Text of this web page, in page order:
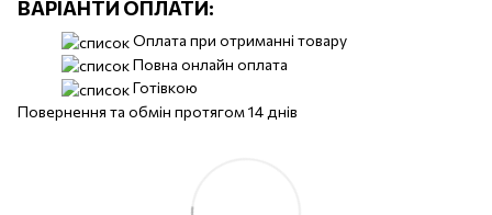
ВАРІАНТИ ОПЛАТИ:
Оплата при отриманні товару
Повна онлайн оплата
Готівкою
Повернення та обмін протягом 14 днів